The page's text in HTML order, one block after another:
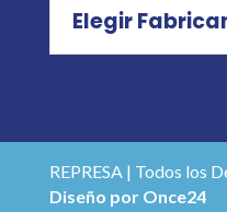
Elegir
REPRESA | Todos los
Diseño por Once24